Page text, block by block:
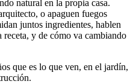
natural en la propia casa.
o apaguen fuegos
juntos ingredientes, hablen
receta, y de cómo va cambiando
que es lo que ven, en el jardín,